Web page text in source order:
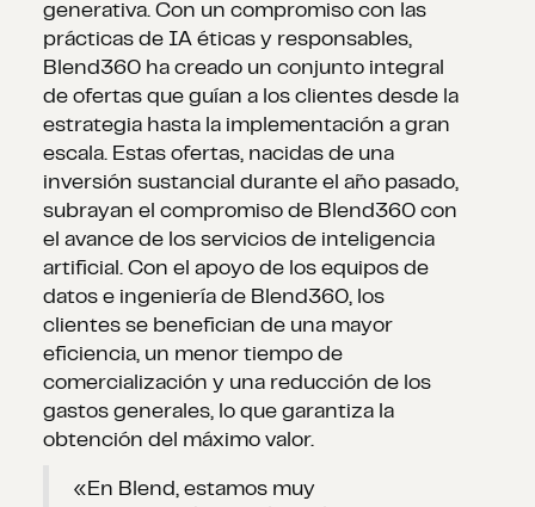
generativa. Con un compromiso con las
prácticas de IA éticas y responsables,
Blend360 ha creado un conjunto integral
de ofertas que guían a los clientes desde la
estrategia hasta la implementación a gran
escala. Estas ofertas, nacidas de una
inversión sustancial durante el año pasado,
subrayan el compromiso de Blend360 con
el avance de los servicios de inteligencia
artificial. Con el apoyo de los equipos de
datos e ingeniería de Blend360, los
clientes se benefician de una mayor
eficiencia, un menor tiempo de
comercialización y una reducción de los
gastos generales, lo que garantiza la
obtención del máximo valor.
«En Blend, estamos muy